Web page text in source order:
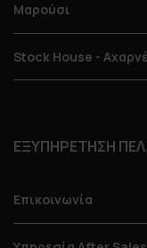
Μαρούσι
Stock House -
ΕΞΥΠΗΡΕΤΗΣΗ
Επικοινωνία